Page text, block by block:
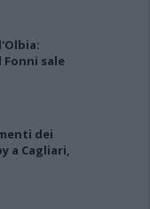
Fonni sale
dei
a Cagliari,